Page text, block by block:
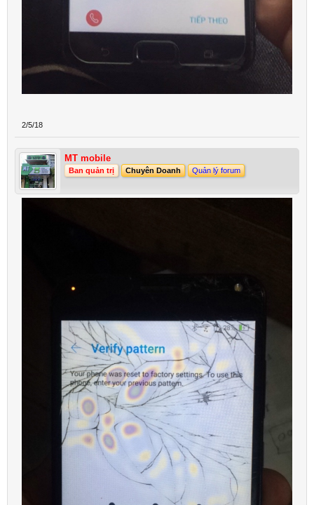
2/5/18
MT mobile
Ban quản trị Chuyên Doanh Quản lý forum